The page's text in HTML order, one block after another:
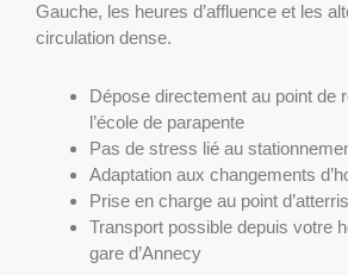
Gauche, les heures d’affluence et les
circulation dense.
Dépose directement au point de
l’école de parapente
Pas de stress lié au
Adaptation aux changements
Prise en charge au point
Transport possible depuis votre
gare d’Annecy